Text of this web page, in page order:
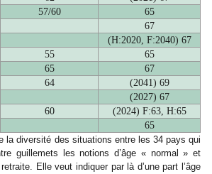
57/60
65
67
(H:2020, F:2040) 67
55
65
65
67
64
(2041) 69
(2027) 67
60
(2024) F:63, H:65
65
la diversité des situations entre les 34 pays qui
guillemets les notions d’âge « normal » et
Elle veut indiquer par là d’une part l’âge